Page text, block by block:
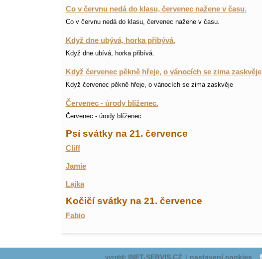
Co v červnu nedá do klasu, červenec nažene v času.
Co v červnu nedá do klasu, červenec nažene v času.
Když dne ubývá, horka přibývá.
Když dne ubívá, horka přibívá.
Když červenec pěkně hřeje, o vánocích se zima zaskvěje
Když červenec pěkně hřeje, o vánocích se zima zaskvěje
Červenec - úrody blíženec.
Červenec - úrody blíženec.
Psí svátky na 21. července
Cliff
Jamie
Lajka
Kočičí svátky na 21. července
Fabio
vyrobil: INET-SERVIS.CZ nastavení cookies